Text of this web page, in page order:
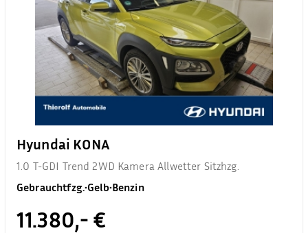
Hyundai KONA
1.0 T-GDI Trend 2WD Kamera Allwetter Sitzhzg.
Gebrauchtfzg.•Gelb•Benzin
11.380,- €